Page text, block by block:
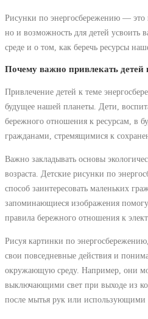
Рисунки по энергосбережению ― это
но и возможность для детей
среде и о том, как беречь ресурсы
Почему важно привлекать детей
Привлечение детей к теме
будущее нашей планеты. Дети,
бережного отношения к ресурсам, в
гражданами, стремящимися к
Важно закладывать основы
возраста. Детские рисунки по
способ заинтересовать маленьких
запоминающиеся изображения
правила бережного отношения к
Рисуя картинки по
свои повседневные действия и
окружающую среду. Например, они
выключающими свет при выходе из
после мытья рук или